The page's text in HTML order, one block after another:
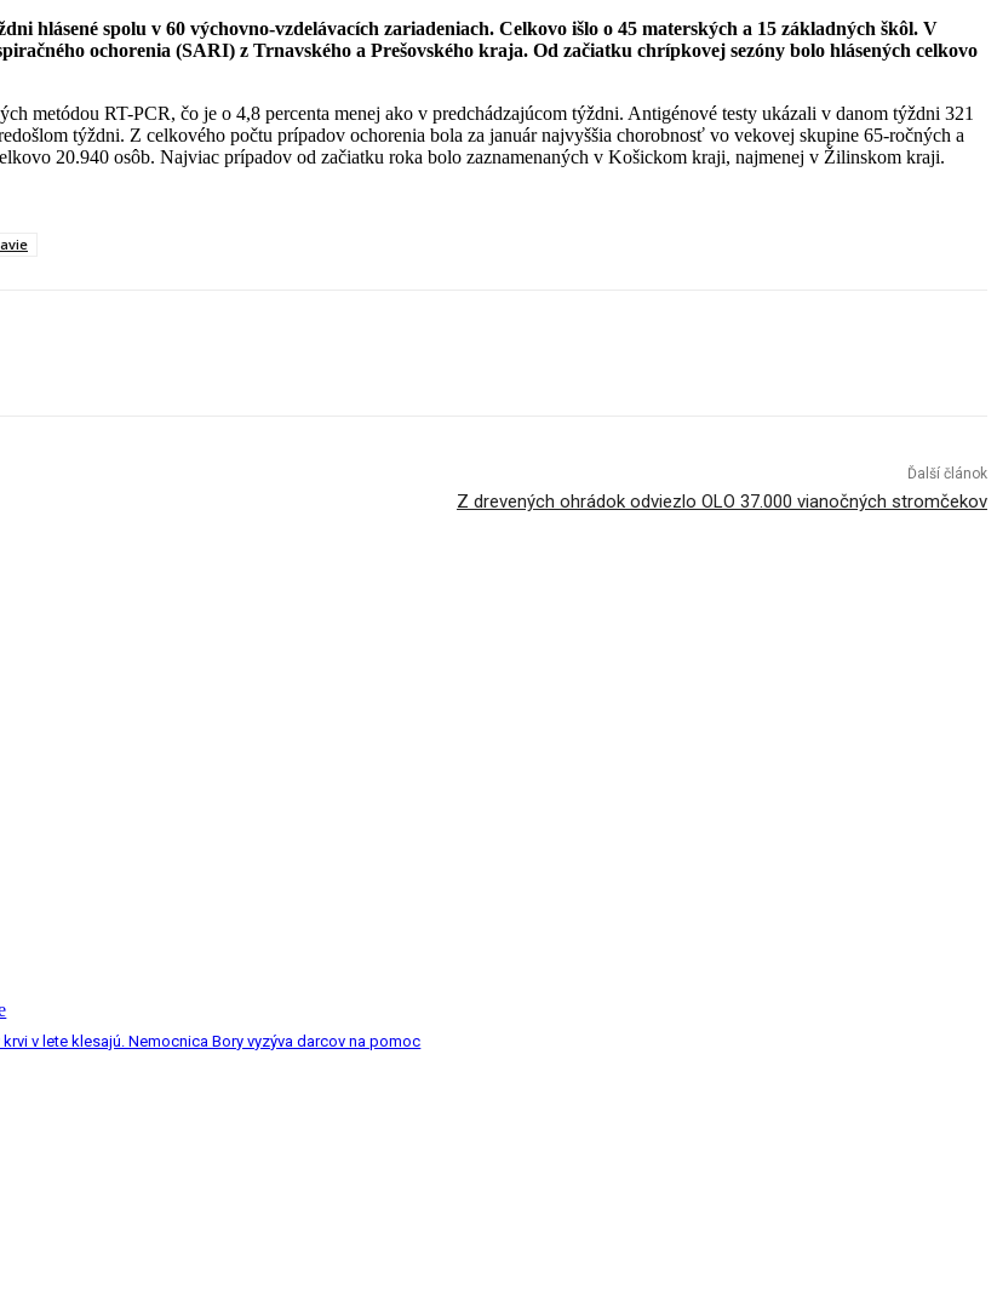
hlásené spolu v 60 výchovno-vzdelávacích zariadeniach. Celkovo išlo o 45 materských a 15 základných škôl. V
ochorenia (SARI) z Trnavského a Prešovského kraja. Od začiatku chrípkovej sezóny bolo hlásených celkovo
metódou RT-PCR, čo je o 4,8 percenta menej ako v predchádzajúcom týždni. Antigénové testy ukázali v danom týždni 321
týždni. Z celkového počtu prípadov ochorenia bola za január najvyššia chorobnosť vo vekovej skupine 65-ročných a
20.940 osôb. Najviac prípadov od začiatku roka bolo zaznamenaných v Košickom kraji, najmenej v Žilinskom kraji.
Ďalší článok
Z drevených ohrádok odviezlo OLO 37.000 vianočných stromčekov
v lete klesajú. Nemocnica Bory vyzýva darcov na pomoc